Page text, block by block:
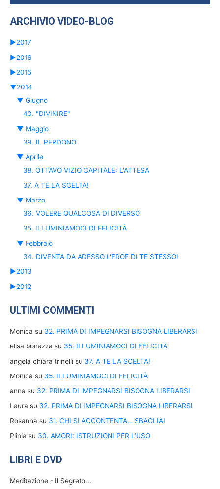
ARCHIVIO VIDEO-BLOG
►2017
►2016
►2015
▼2014
▼ Giugno
40. "DIVINIRE"
▼ Maggio
39. IL PERDONO
▼ Aprile
38. OTTAVO VIZIO CAPITALE: L'ATTESA
37. A TE LA SCELTA!
▼ Marzo
36. VOLERE QUALCOSA DI DIVERSO
35. ILLUMINIAMOCI DI FELICITÀ
▼ Febbraio
34. DIVENTA DA ADESSO L'EROE DI TE STESSO!
►2013
►2012
ULTIMI COMMENTI
Monica su 32. PRIMA DI IMPEGNARSI BISOGNA LIBERARSI
elisa bonazza su 35. ILLUMINIAMOCI DI FELICITÀ
angela chiara trinelli su 37. A TE LA SCELTA!
Monica su 35. ILLUMINIAMOCI DI FELICITÀ
anna su 32. PRIMA DI IMPEGNARSI BISOGNA LIBERARSI
Laura su 32. PRIMA DI IMPEGNARSI BISOGNA LIBERARSI
Rosanna su 31. CHI SI ACCONTENTA… SBAGLIA!
Plinia su 30. AMORI: ISTRUZIONI PER L’USO
LIBRI E DVD
Meditazione - Il Segreto...